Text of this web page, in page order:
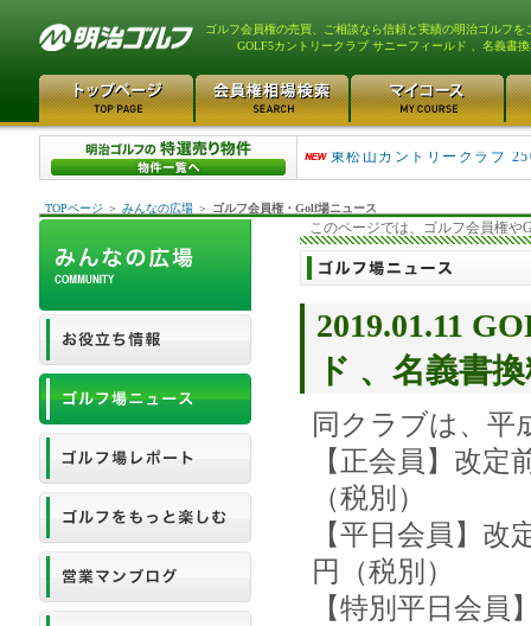
ゴルフ会員権の売買、ご相談なら信頼と実績の明治ゴルフを
GOLF5カントリークラブ サニーフィールド 、名義書
平塚富士見カントリーク
東松山カントリークラブ
TOPページ ＞ みんなの広場 ＞ ゴルフ会員権・Golf場ニュース
このページでは、ゴルフ会員権や
2019.01.11
ド 、名義書
同クラブは、平
【正会員】改
（税別）
【平日会員】
円（税別）
【特別平日会